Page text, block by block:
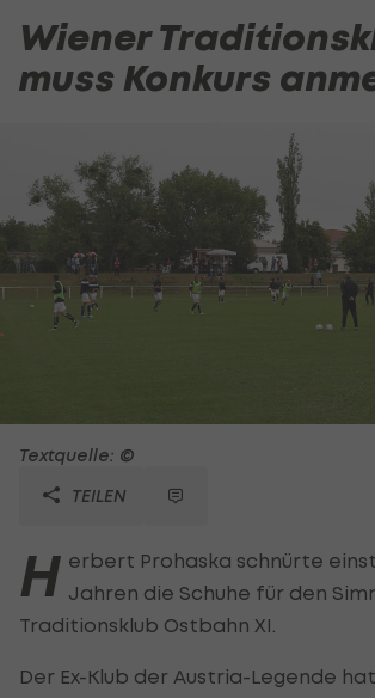
Wiener
muss Konkurs
Textquelle: ©
TEILEN
H erbert Prohaska schnürte
Jahren die Schuhe für den
Traditionsklub Ostbahn XI.
Der Ex-Klub der Austria-Legende